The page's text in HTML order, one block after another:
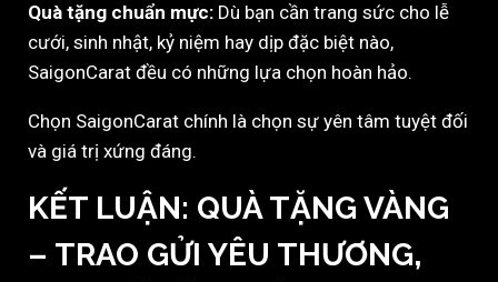
Quà tặng chuẩn mực: Dù bạn cần trang sức cho lễ
cưới, sinh nhật, kỷ niệm hay dịp đặc biệt nào,
SaigonCarat đều có những lựa chọn hoàn hảo.
Chọn SaigonCarat chính là chọn sự yên tâm tuyệt đối
và giá trị xứng đáng.
KẾT LUẬN: QUÀ TẶNG VÀNG
– TRAO GỬI YÊU THƯƠNG,